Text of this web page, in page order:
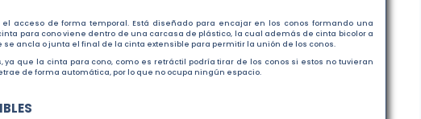
acceso de forma temporal. Está diseñado para encajar en los conos formando una
para cono viene dentro de una carcasa de plástico, la cual además de cinta bicolor a
ancla o junta el final de la cinta extensible para permitir la unión de los conos.
ya que la cinta para cono, como es retráctil podría tirar de los conos si estos no tuvieran
de forma automática, por lo que no ocupa ningún espacio.